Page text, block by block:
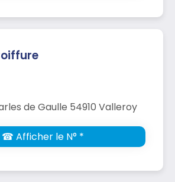
de Gaulle 54910 Valleroy
☎ Afficher le N° *